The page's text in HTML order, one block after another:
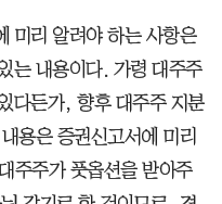
미리 알려야 하는 사항은
는 내용이다. 가령 대주주
다든가, 향후 대주주 지분
용은 증권신고서에 미리
주주가 풋옵션을 받아주